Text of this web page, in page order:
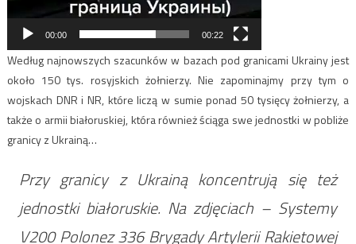
00:00 00:22
Według najnowszych szacunków w bazach pod granicami Ukrainy jest
około 150 tys. rosyjskich żołnierzy. Nie zapominajmy przy tym o
wojskach DNR i NR, które liczą w sumie ponad 50 tysięcy żołnierzy, a
także o armii białoruskiej, która również ściąga swe jednostki w pobliże
granicy z Ukrainą…
Przy granicy z Ukrainą koncentrują się też
jednostki białoruskie. Na zdjęciach – Systemy
V200 Polonez 336 Brygady Artylerii Rakietowej